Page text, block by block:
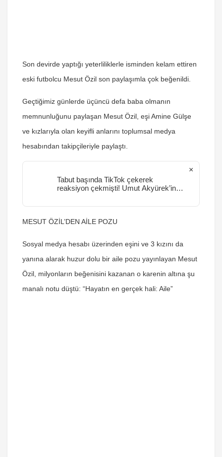
Son devirde yaptığı yeterliliklerle isminden kelam ettiren
eski futbolcu Mesut Özil son paylaşımla çok beğenildi.
Geçtiğimiz günlerde üçüncü defa baba olmanın
memnunluğunu paylaşan Mesut Özil, eşi Amine Gülşe
ve kızlarıyla olan keyifli anlarını toplumsal medya
hesabından takipçileriyle paylaştı.
Tabut başında TikTok çekerek
reaksiyon çekmişti! Umut Akyürek’in
×
MESUT ÖZİL’DEN AİLE POZU
Sosyal medya hesabı üzerinden eşini ve 3 kızını da
yanına alarak huzur dolu bir aile pozu yayınlayan Mesut
Özil, milyonların beğenisini kazanan o karenin altına şu
manalı notu düştü: “Hayatın en gerçek hali: Aile”